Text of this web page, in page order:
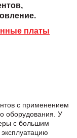
платы
с применением
оборудования. У
с большим